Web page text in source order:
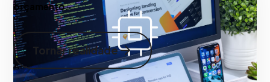
orçamento.
Tornar realidade